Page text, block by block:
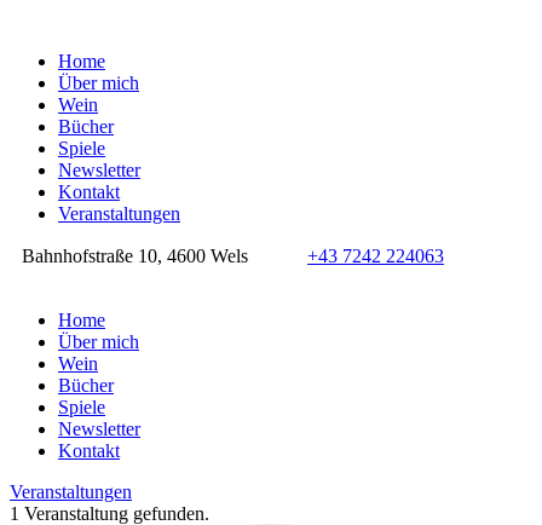
Home
Über mich
Wein
Bücher
Spiele
Newsletter
Kontakt
Veranstaltungen
Bahnhofstraße 10, 4600 Wels +43 7242 224063
Home
Über mich
Wein
Bücher
Spiele
Newsletter
Kontakt
Veranstaltungen
1 Veranstaltung gefunden.